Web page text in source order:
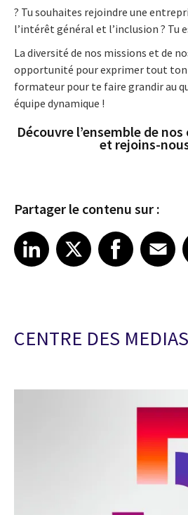
? Tu souhaites rejoindre une
l’intérêt général et l’inclusion ? Tu e
La diversité de nos missions et de
opportunité pour exprimer tout ton
formateur pour te faire grandir au
équipe dynamique !
Découvre l’ensemble de
et rejoins-
Partager le contenu sur :
Share article on LinkedIn
LinkedIn
Share article on XShare article on Facebook
Facebook
Share article Email
CENTRE DES MEDIAS